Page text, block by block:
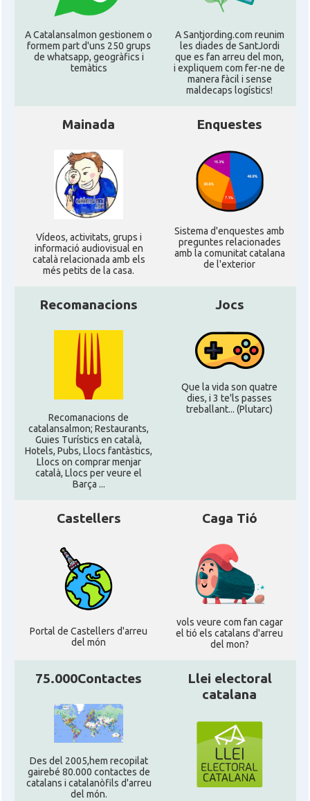
A Catalansalmon gestionem o
formem part d'uns 250 grups
de whatsapp, geogràfics i
temàtics
A Santjording.com reunim
les diades de SantJordi
que es fan arreu del mon,
i expliquem com fer-ne de
manera fàcil i sense
maldecaps logí­stics!
Mainada
Ví­deos, activitats, grups i
informació audiovisual en
català relacionada amb els
més petits de la casa.
Enquestes
Sistema d'enquestes amb
preguntes relacionades
amb la comunitat catalana
de l'exterior
Recomanacions
Recomanacions de
catalansalmon; Restaurants,
Guies Turístics en català,
Hotels, Pubs, Llocs fantàstics,
Llocs on comprar menjar
català, Llocs per veure el
Barça ...
Jocs
Que la vida son quatre
dies, i 3 te'ls passes
treballant... (Plutarc)
Castellers
Portal de Castellers d'arreu
del món
Caga Tió
vols veure com fan cagar
el tió els catalans d'arreu
del mon?
75.000Contactes
Des del 2005,hem recopilat
gairebé 80.000 contactes de
catalans i catalanòfils d'arreu
del món.
Llei electoral
catalana